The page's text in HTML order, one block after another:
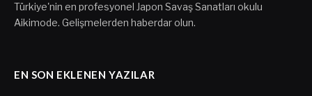
Türkiye'nin en profesyonel Japon Savaş Sanatları okulu
Aikimode. Gelişmelerden haberdar olun.
EN SON EKLENEN YAZILAR